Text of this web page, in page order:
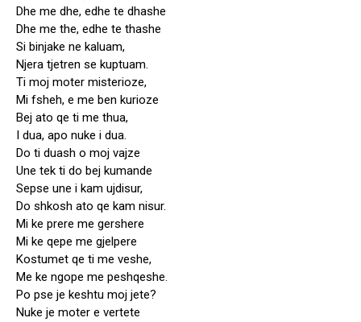
Dhe me dhe, edhe te dhashe
Dhe me the, edhe te thashe
Si binjake ne kaluam,
Njera tjetren se kuptuam.
Ti moj moter misterioze,
Mi fsheh, e me ben kurioze
Bej ato qe ti me thua,
I dua, apo nuke i dua.
Do ti duash o moj vajze
Une tek ti do bej kumande
Sepse une i kam ujdisur,
Do shkosh ato qe kam nisur.
Mi ke prere me gershere
Mi ke qepe me gjelpere
Kostumet qe ti me veshe,
Me ke ngope me peshqeshe.
Po pse je keshtu moj jete?
Nuke je moter e vertete